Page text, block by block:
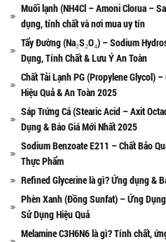
Muối lạnh (NH4Cl – Amoni Clorua –
dụng, tính chất và nơi mua uy tín
Tẩy Đường (Na₂S₂O₄) – Sodium
Dụng, Tính Chất & Lưu Ý An Toàn
Chất Tải Lạnh PG (Propylene Glycol)
Hiệu Quả & An Toàn 2025
Sáp Trứng Cá (Stearic Acid – Axit
Dụng & Báo Giá Mới Nhất 2025
Sodium Benzoate E211 – Chất Bảo
Thực Phẩm
Refined Glycerine là gì? Ứng dụng &
Phèn Xanh (Đồng Sunfat) – Ứng
Sử Dụng Hiệu Quả
Melamine C3H6N6 là gì? Tính chất,